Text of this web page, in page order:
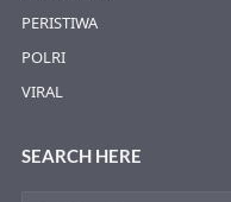
PERISTIWA
POLRI
VIRAL
SEARCH HERE